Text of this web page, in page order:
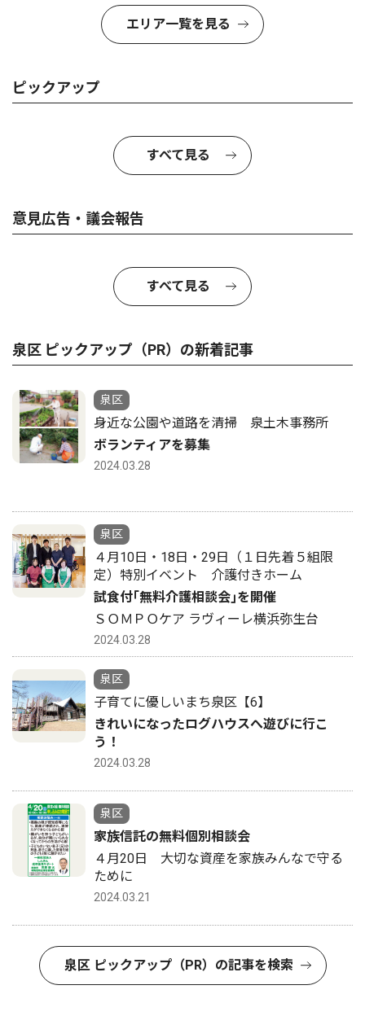
エリア一覧を見る
ピックアップ
すべて見る
意見広告・議会報告
すべて見る
泉区 ピックアップ（PR）の新着記事
泉区
身近な公園や道路を清掃 泉土木事務所
ボランティアを募集
2024.03.28
泉区
４月10日・18日・29日（１日先着５組限
定）特別イベント 介護付きホーム
試食付｢無料介護相談会｣を開催
ＳＯＭＰＯケア ラヴィーレ横浜弥生台
2024.03.28
泉区
子育てに優しいまち泉区【6】
きれいになったログハウスへ遊びに行こ
う！
2024.03.28
泉区
家族信託の無料個別相談会
４月20日 大切な資産を家族みんなで守る
ために
2024.03.21
泉区 ピックアップ（PR）の記事を検索